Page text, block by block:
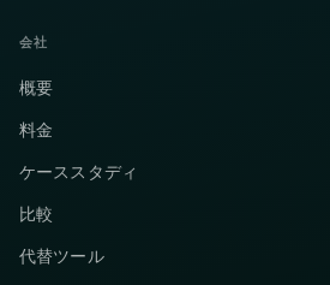
会社
概要
料金
ケーススタディ
比較
代替ツール